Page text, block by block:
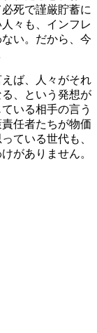
死で謹厳貯蓄に
々も、インフレ
い。だから、今
ば、人々がそれ
、という発想が
いる相手の言う
任者たちが物価
ている世代も、
がありません。